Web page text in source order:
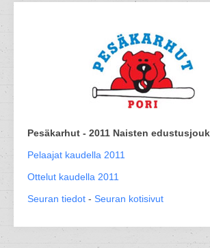
Pesäkarhut - 2011 Naisten
Pelaajat kaudella 2011
Ottelut kaudella 2011
Seuran tiedot - Seuran kotisivut